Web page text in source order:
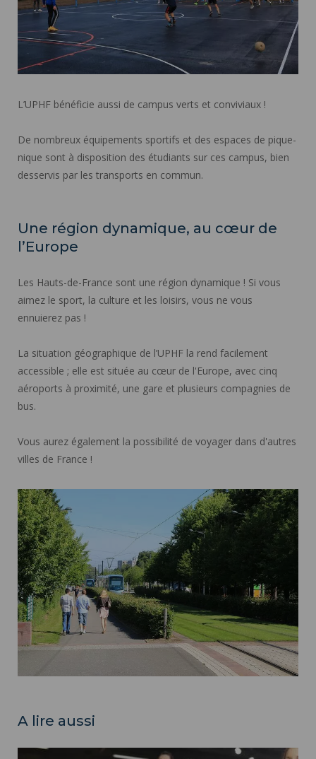
L’UPHF bénéficie aussi de campus verts et conviviaux !
De nombreux équipements sportifs et des espaces de pique-
nique sont à disposition des étudiants sur ces campus, bien
desservis par les transports en commun.
Une région dynamique, au cœur de
l’Europe
Les Hauts-de-France sont une région dynamique ! Si vous
aimez le sport, la culture et les loisirs, vous ne vous
ennuierez pas !
La situation géographique de l’UPHF la rend facilement
accessible ; elle est située au cœur de l'Europe, avec cinq
aéroports à proximité, une gare et plusieurs compagnies de
bus.
Vous aurez également la possibilité de voyager dans d'autres
villes de France !
A lire aussi